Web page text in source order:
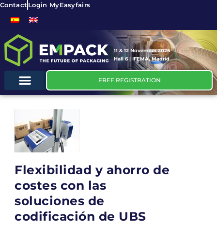
Contact Login MyEasyfairs
11 & 12 November 2026
Hall 6 | IFEMA, Madrid
FREE REGISTRATION
Flexibilidad y ahorro de
costes con las
soluciones de
codificación de UBS